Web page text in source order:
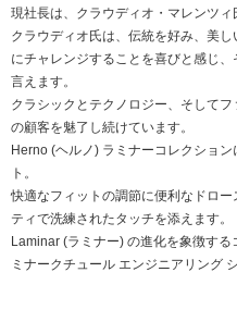
現社長は、クラウディオ・マレンツ
クラウディオ氏は、伝統を好み、美
にチャレンジすることを喜びと感じ
言えます。
クラシックとテクノロジー、そして
の顧客を魅了し続けています。
Herno (ヘルノ) ラミナーコレクショ
ト。
快適なフィットの調節に便利なドロ
ティで洗練されたタッチを添えます。
Laminar (ラミナー) の進化を象徴す
ミナークチュール エンジニアリング